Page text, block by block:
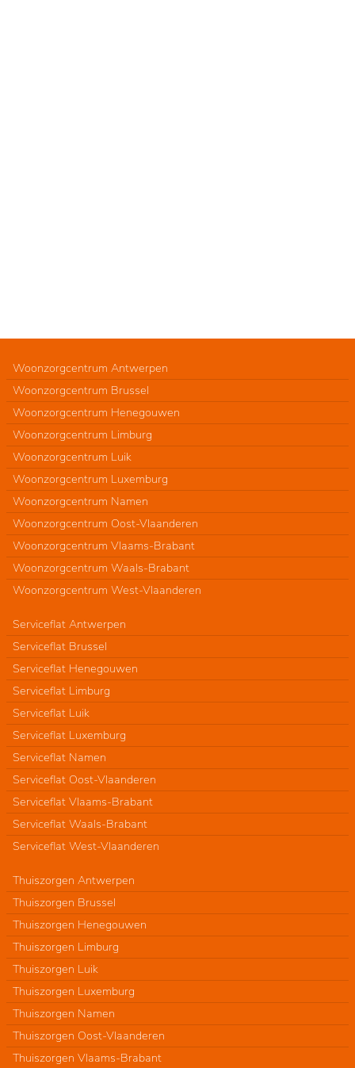
Woonzorgcentrum Antwerpen
Woonzorgcentrum Brussel
Woonzorgcentrum Henegouwen
Woonzorgcentrum Limburg
Woonzorgcentrum Luik
Woonzorgcentrum Luxemburg
Woonzorgcentrum Namen
Woonzorgcentrum Oost-Vlaanderen
Woonzorgcentrum Vlaams-Brabant
Woonzorgcentrum Waals-Brabant
Woonzorgcentrum West-Vlaanderen
Serviceflat Antwerpen
Serviceflat Brussel
Serviceflat Henegouwen
Serviceflat Limburg
Serviceflat Luik
Serviceflat Luxemburg
Serviceflat Namen
Serviceflat Oost-Vlaanderen
Serviceflat Vlaams-Brabant
Serviceflat Waals-Brabant
Serviceflat West-Vlaanderen
Thuiszorgen Antwerpen
Thuiszorgen Brussel
Thuiszorgen Henegouwen
Thuiszorgen Limburg
Thuiszorgen Luik
Thuiszorgen Luxemburg
Thuiszorgen Namen
Thuiszorgen Oost-Vlaanderen
Thuiszorgen Vlaams-Brabant